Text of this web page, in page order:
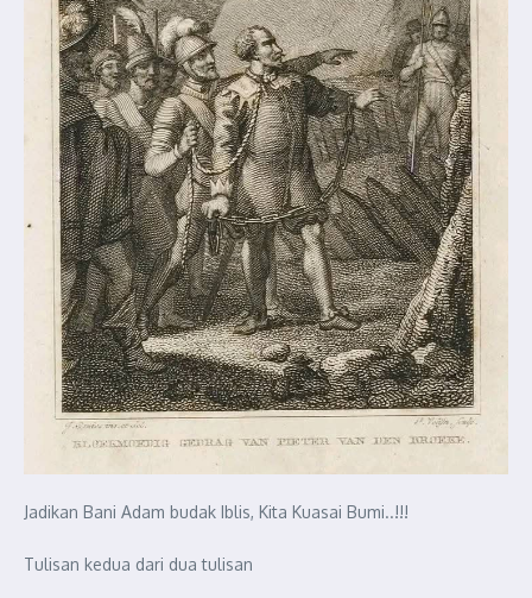
Jadikan Bani Adam budak Iblis, Kita Kuasai Bumi..!!!
Tulisan kedua dari dua tulisan